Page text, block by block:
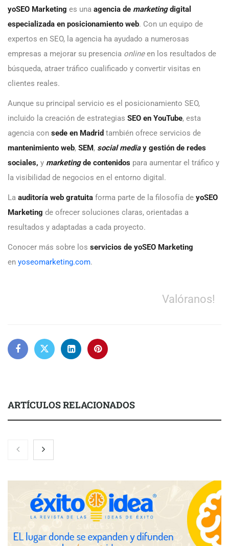
yoSEO Marketing es una agencia de marketingdigital
especializada en posicionamiento web. Con un equipo de
expertos en SEO, la agencia ha ayudado a numerosas
empresas a mejorar su presencia onlineen los resultados de
búsqueda, atraer tráfico cualificado y convertir visitas en
clientes reales.
Aunque su principal servicio es el posicionamiento SEO,
incluido la creación de estrategias SEO en YouTube, esta
agencia con sede en Madrid también ofrece servicios de
mantenimiento web, SEM, social mediay gestión de redes
sociales, y marketingde contenidos para aumentar el tráfico y
la visibilidad de negocios en el entorno digital.
La auditoría web gratuita forma parte de la filosofía de yoSEO
Marketing de ofrecer soluciones claras, orientadas a
resultados y adaptadas a cada proyecto.
Conocer más sobre los servicios de yoSEO Marketing
en yoseomarketing.com.
Valóranos!
ARTÍCULOS RELACIONADOS
El 82% de empresas industriales no encuentra personal
disponible: 100.000€ para formar nuevos profesionales
Nicols presenta seis modelos de anillos de compromiso para el
eclipse solar del 12 de agosto
avanzadas para trading estratégico